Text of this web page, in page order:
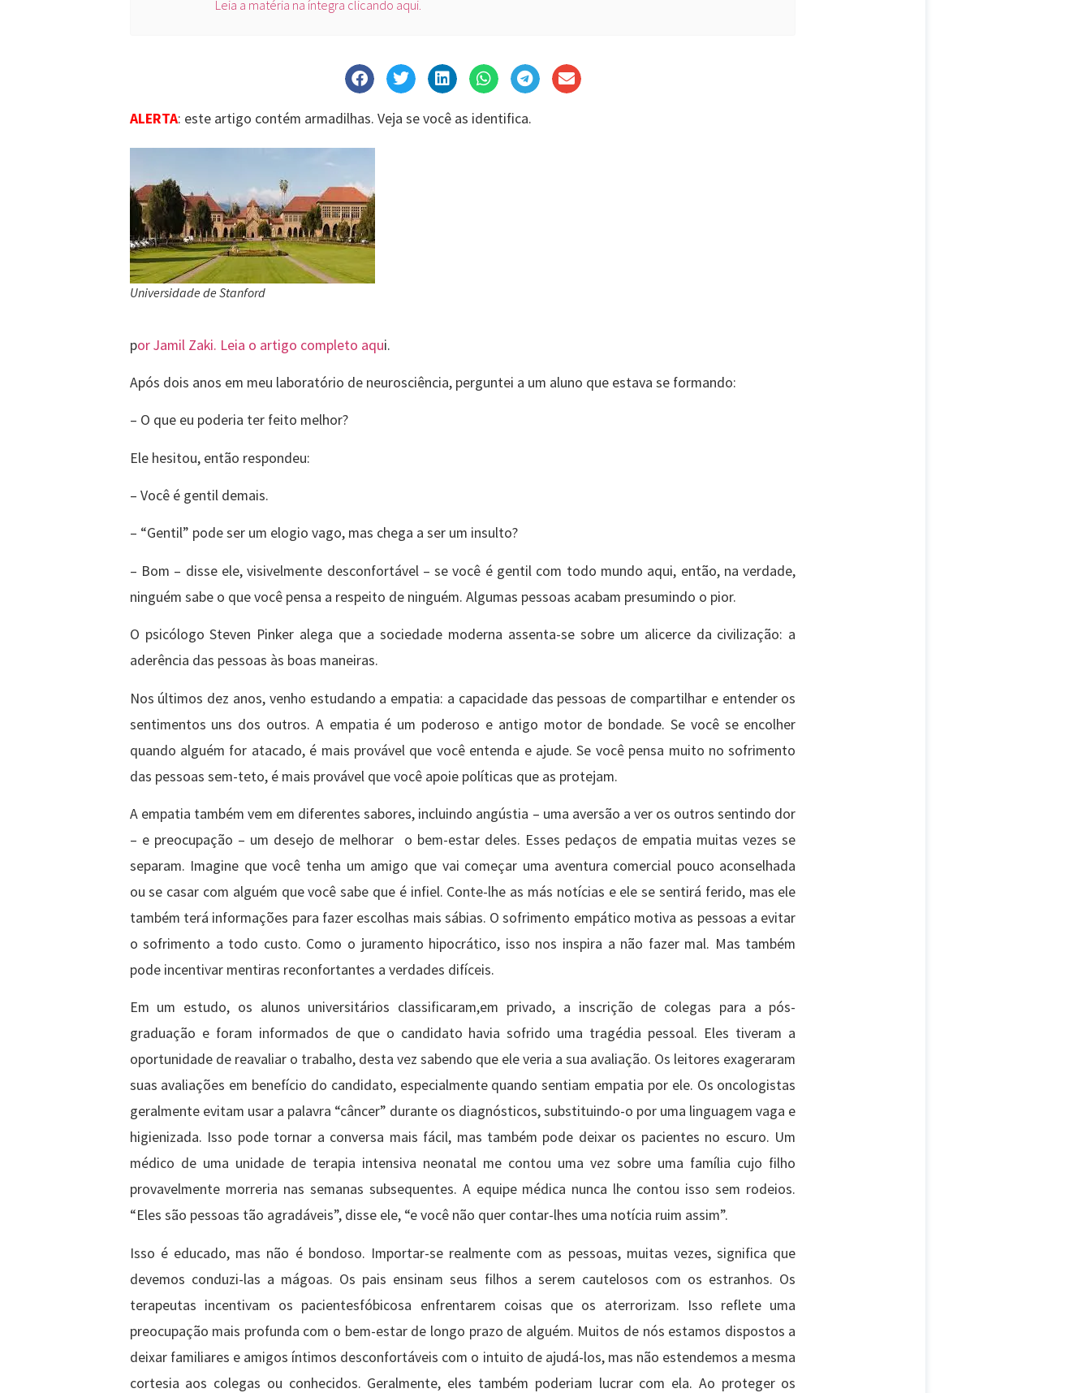
Leia a matéria na íntegra clicando aqui.
ALERTA: este artigo contém armadilhas. Veja se você as identifica.
Universidade de Stanford
por Jamil Zaki. Leia o artigo completo aqui.
Após dois anos em meu laboratório de neurosciência, perguntei a um aluno que estava se formando:
– O que eu poderia ter feito melhor?
Ele hesitou, então respondeu:
– Você é gentil demais.
– “Gentil” pode ser um elogio vago, mas chega a ser um insulto?
– Bom – disse ele, visivelmente desconfortável – se você é gentil com todo mundo aqui, então, na verdade,
ninguém sabe o que você pensa a respeito de ninguém. Algumas pessoas acabam presumindo o pior.
O psicólogo Steven Pinker alega que a sociedade moderna assenta-se sobre um alicerce da civilização: a
aderência das pessoas às boas maneiras.
Nos últimos dez anos, venho estudando a empatia: a capacidade das pessoas de compartilhar e entender os
sentimentos uns dos outros. A empatia é um poderoso e antigo motor de bondade. Se você se encolher
quando alguém for atacado, é mais provável que você entenda e ajude. Se você pensa muito no sofrimento
das pessoas sem-teto, é mais provável que você apoie políticas que as protejam.
A empatia também vem em diferentes sabores, incluindo angústia – uma aversão a ver os outros sentindo dor
– e preocupação – um desejo de melhorar ​ ​o bem-estar deles. Esses pedaços de empatia muitas vezes se
separam. Imagine que você tenha um amigo que vai começar uma aventura comercial pouco aconselhada
ou se casar com alguém que você sabe que é infiel. Conte-lhe as más notícias e ele se sentirá ferido, mas ele
também terá informações para fazer escolhas mais sábias. O sofrimento empático motiva as pessoas a evitar
o sofrimento a todo custo. Como o juramento hipocrático, isso nos inspira a não fazer mal. Mas também
pode incentivar mentiras reconfortantes a verdades difíceis.
Em um estudo, os alunos universitários classificaram,em privado, a inscrição de colegas para a pós-
graduação e foram informados de que o candidato havia sofrido uma tragédia pessoal. Eles tiveram a
oportunidade de reavaliar o trabalho, desta vez sabendo que ele veria a sua avaliação. Os leitores exageraram
suas avaliações em benefício do candidato, especialmente quando sentiam empatia por ele. Os oncologistas
geralmente evitam usar a palavra “câncer” durante os diagnósticos, substituindo-o por uma linguagem vaga e
higienizada. Isso pode tornar a conversa mais fácil, mas também pode deixar os pacientes no escuro. Um
médico de uma unidade de terapia intensiva neonatal me contou uma vez sobre uma família cujo filho
provavelmente morreria nas semanas subsequentes. A equipe médica nunca lhe contou isso sem rodeios.
“Eles são pessoas tão agradáveis”, disse ele, “e você não quer contar-lhes uma notícia ruim assim”.
Isso é educado, mas não é bondoso. Importar-se realmente com as pessoas, muitas vezes, significa que
devemos conduzi-las a mágoas. Os pais ensinam seus filhos a serem cautelosos com os estranhos. Os
terapeutas incentivam os pacientesfóbicosa enfrentarem coisas que os aterrorizam. Isso reflete uma
preocupação mais profunda com o bem-estar de longo prazo de alguém. Muitos de nós estamos dispostos a
deixar familiares e amigos íntimos desconfortáveis com o intuito de ajudá-los, mas não estendemos a mesma
cortesia aos colegas ou conhecidos. Geralmente, eles também poderiam lucrar com ela. Ao proteger os